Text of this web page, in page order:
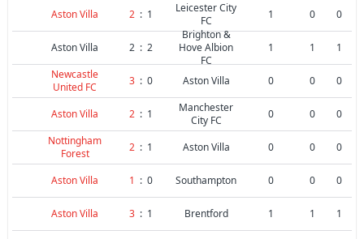
Aston Villa 2 : 1
Leicester City
FC
1 0 0
Aston Villa 2 : 2
Brighton &
Hove Albion
FC
1 1
1
Newcastle
United FC
3 : 0 Aston Villa 0 0 0
Aston Villa 2 : 1
Manchester
City FC
0 0
0
Nottingham
Forest
2 : 1 Aston Villa 0 0 0
Aston Villa 1 : 0 Southampton 0 0 0
Aston Villa 3 : 1 Brentford 1 1 1